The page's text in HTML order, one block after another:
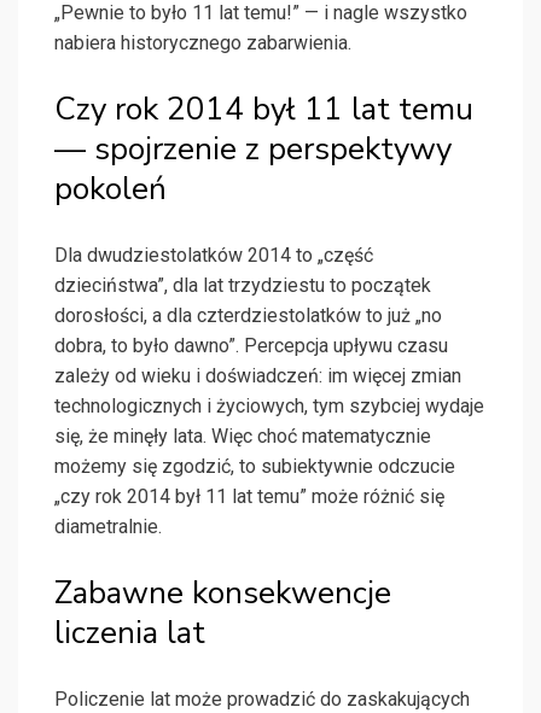
„Pewnie to było 11 lat temu!” — i nagle wszystko
nabiera historycznego zabarwienia.
Czy rok 2014 był 11 lat temu
— spojrzenie z perspektywy
pokoleń
Dla dwudziestolatków 2014 to „część
dzieciństwa”, dla lat trzydziestu to początek
dorosłości, a dla czterdziestolatków to już „no
dobra, to było dawno”. Percepcja upływu czasu
zależy od wieku i doświadczeń: im więcej zmian
technologicznych i życiowych, tym szybciej wydaje
się, że minęły lata. Więc choć matematycznie
możemy się zgodzić, to subiektywnie odczucie
„czy rok 2014 był 11 lat temu” może różnić się
diametralnie.
Zabawne konsekwencje
liczenia lat
Policzenie lat może prowadzić do zaskakujących